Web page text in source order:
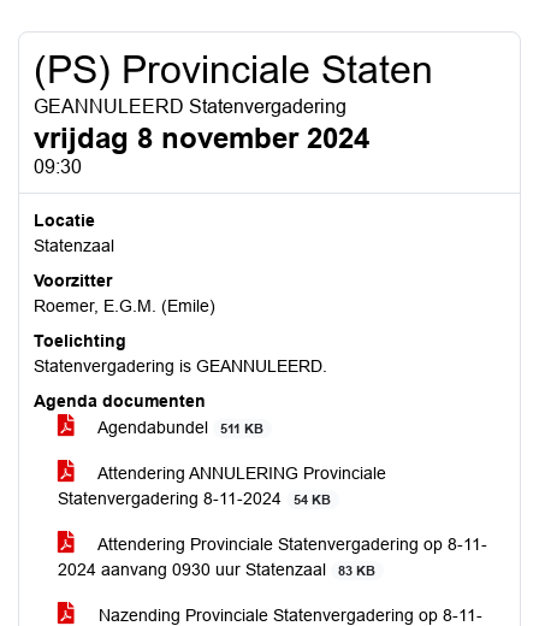
(PS) Provinciale Staten
GEANNULEERD Statenvergadering
vrijdag 8 november 2024
09:30
Locatie
Statenzaal
Voorzitter
Roemer, E.G.M. (Emile)
Toelichting
Statenvergadering is GEANNULEERD.
Agenda documenten
Agendabundel
511 KB
Attendering ANNULERING Provinciale
Statenvergadering 8-11-2024
54 KB
Attendering Provinciale Statenvergadering op 8-11-
2024 aanvang 0930 uur Statenzaal
83 KB
Nazending Provinciale Statenvergadering op 8-11-